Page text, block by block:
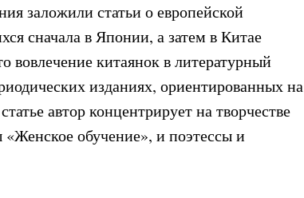
заложили статьи о европейской
сначала в Японии, а затем в Китае
вовлечение китаянок в литературный
изданиях, ориентированных на
автор концентрирует на творчестве
обучение», и поэтессы и